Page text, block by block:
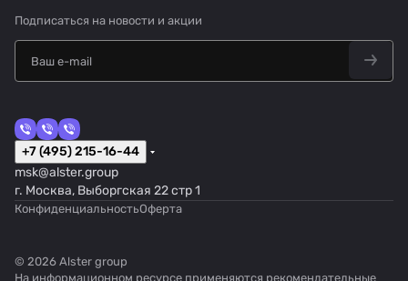
Подписаться на новости и акции
+7 (495) 215-16-44
msk@alster.group
г. Москва, Выборгская 22 стр 1
КонфиденциальностьОферта
© 2026 Alster group
На информационном ресурсе применяются рекомендательные